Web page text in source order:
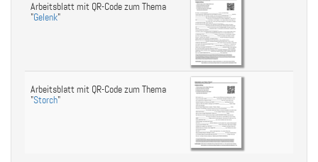
Arbeitsblatt mit QR-Code zum Thema
"Gelenk"
Arbeitsblatt mit QR-Code zum Thema
"Storch"